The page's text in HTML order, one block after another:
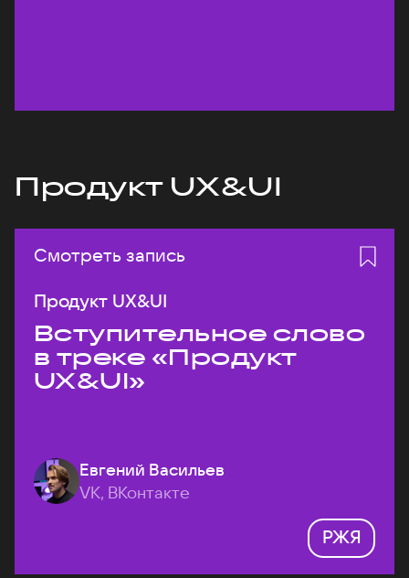
Продукт UX&UI
Смотреть запись
Продукт UX&UI
Вступительное слово
в треке «Продукт
UX&UI»
Евгений Васильев
VK, ВКонтакте
РЖЯ